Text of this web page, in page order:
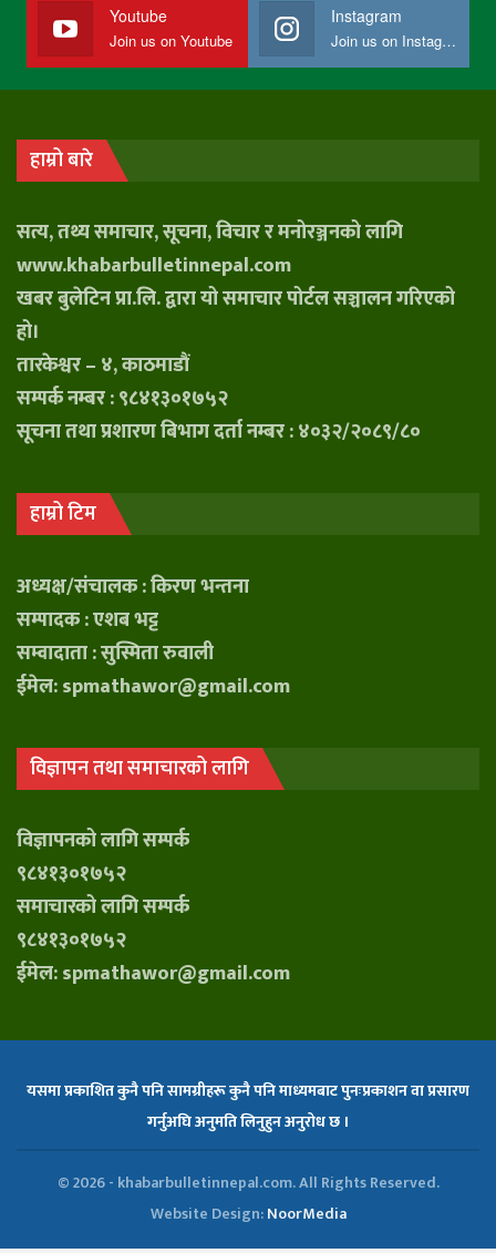
Youtube
Join us on Youtube
Instagram
Join us on Instagram
हाम्रो बारे
सत्य, तथ्य समाचार, सूचना, विचार र मनोरञ्जनको लागि
www.khabarbulletinnepal.com
खबर बुलेटिन प्रा.लि. द्वारा यो समाचार पोर्टल सञ्चालन गरिएको
हो।
तारकेश्वर – ४, काठमाडौं
सम्पर्क नम्बर : ९८४१३०१७५२
सूचना तथा प्रशारण बिभाग दर्ता नम्बर : ४०३२/२०८९/८०
हाम्रो टिम
अध्यक्ष/संचालक : किरण भन्तना
सम्पादक : एशब भट्ट
सम्वादाता : सुस्मिता रुवाली
ईमेल: spmathawor@gmail.com
विज्ञापन तथा समाचारको लागि
विज्ञापनको लागि सम्पर्क
९८४१३०१७५२
समाचारको लागि सम्पर्क
९८४१३०१७५२
ईमेल: spmathawor@gmail.com
यसमा प्रकाशित कुनै पनि सामग्रीहरू कुनै पनि माध्यमबाट पुनःप्रकाशन वा प्रसारण
गर्नुअघि अनुमति लिनुहुन अनुरोध छ ।
© 2026 - khabarbulletinnepal.com. All Rights Reserved.
Website Design:NoorMedia